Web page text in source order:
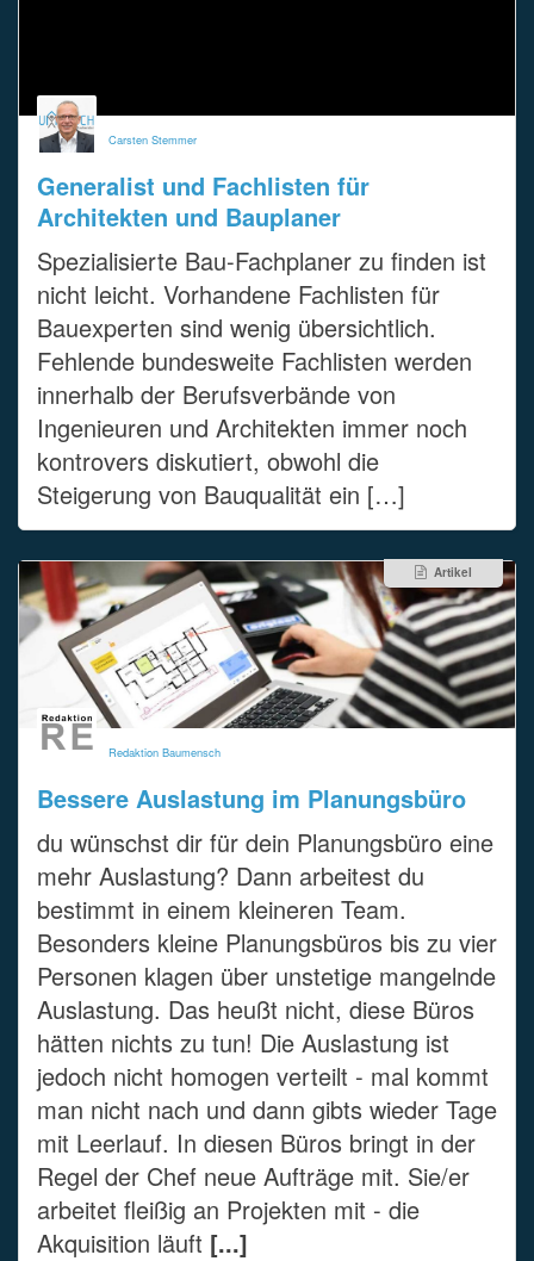
Carsten Stemmer
Generalist und Fachlisten für
Architekten und Bauplaner
Spezialisierte Bau-Fachplaner zu finden ist
nicht leicht. Vorhandene Fachlisten für
Bauexperten sind wenig übersichtlich.
Fehlende bundesweite Fachlisten werden
innerhalb der Berufsverbände von
Ingenieuren und Architekten immer noch
kontrovers diskutiert, obwohl die
Steigerung von Bauqualität ein […]
Artikel
Redaktion Baumensch
Bessere Auslastung im Planungsbüro
du wünschst dir für dein Planungsbüro eine
mehr Auslastung? Dann arbeitest du
bestimmt in einem kleineren Team.
Besonders kleine Planungsbüros bis zu vier
Personen klagen über unstetige mangelnde
Auslastung. Das heußt nicht, diese Büros
hätten nichts zu tun! Die Auslastung ist
jedoch nicht homogen verteilt - mal kommt
man nicht nach und dann gibts wieder Tage
mit Leerlauf. In diesen Büros bringt in der
Regel der Chef neue Aufträge mit. Sie/er
arbeitet fleißig an Projekten mit - die
Akquisition läuft [...]